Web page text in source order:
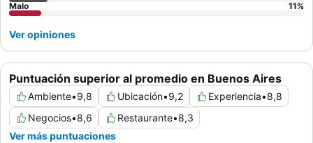
Puntuación superior al promedio en Buenos Aires
Ambiente•9,8 Ubicación•9,2 Experiencia•8,8
Negocios•8,6 Restaurante•8,3
Ver más puntuaciones
Malo
11%
Ver opiniones